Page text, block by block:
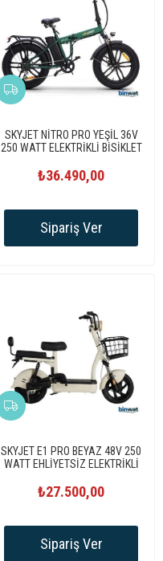
SKYJET NİTRO PRO YEŞİL 36V
250 WATT ELEKTRİKLİ BİSİKLET
₺36.490,00
Sipariş Ver
SKYJET E1 PRO BEYAZ 48V 250
WATT EHLİYETSİZ ELEKTRİKLİ
₺27.500,00
Sipariş Ver